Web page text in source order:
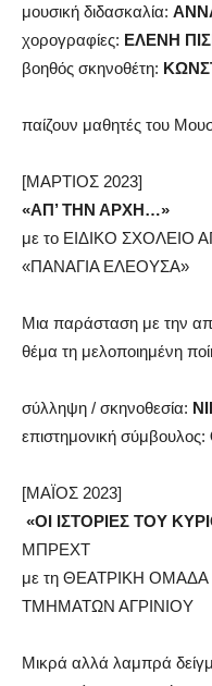
μουσική διδασκαλία:
χορογραφίες: ΕΛΕΝΗ
βοηθός σκηνοθέτη:
παίζουν μαθητές του
[ΜΑΡΤΙΟΣ 2023]
«ΑΠ’ ΤΗΝ ΑΡΧΗ…»
με το ΕΙΔΙΚΟ ΣΧΟΛΕΙΟ
«ΠΑΝΑΓΙΑ ΕΛΕΟΥΣΑ»
Μια παράσταση με την
θέμα τη μελοποιημένη
σύλληψη / σκηνοθεσία:
επιστημονική σύμβουλος:
[ΜΑΪΟΣ 2023]
«ΟΙ ΙΣΤΟΡΙΕΣ ΤΟΥ
ΜΠΡΕΧΤ
με τη ΘΕΑΤΡΙΚΗ
ΤΜΗΜΑΤΩΝ ΑΓΡΙΝΙΟΥ
Μικρά αλλά λαμπρά